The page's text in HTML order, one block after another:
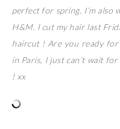
perfect for spring. I’m also
H&M. I cut my hair last
haircut ! Are you ready for
in Paris, I just can’t wait
! xx